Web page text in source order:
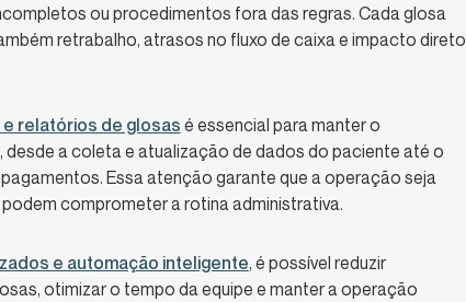
ou procedimentos fora das regras. Cada glosa
retrabalho, atrasos no fluxo de caixa e impacto direto
relatórios de glosasé essencial para manter o
a coleta e atualização de dados do paciente até o
Essa atenção garante que a operação seja
comprometer a rotina administrativa.
e automação inteligente, é possível reduzir
otimizar o tempo da equipe e manter a operação